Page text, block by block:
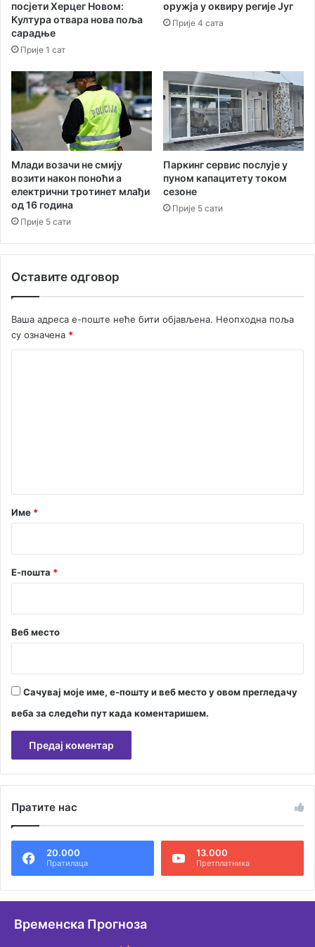
з
а
о
и
з
а
к
Т
и
т
о
в
л
е
посјети Херцег Новом:
Култура отвара нова поља
сарадње
Прије 1 сат
оружја у оквиру регије Југ
Прије 4 сата
Млади возачи не смију
возити након поноћи а
електрични тротинет млађи
од 16 година
Прије 5 сати
Паркинг сервис послује у
пуном капацитету током
сезоне
Прије 5 сати
Оставите одговор
Ваша адреса е-поште неће бити објављена. Неопходна поља
су означена *
р
Име *
Е-пошта *
Веб место
Сачувај моје име, е-пошту и веб место у овом прегледачу
веба за следећи пут када коментаришем.
т
н
т
Пратите нас
20.000
Пратилаца
13.000
Претплатника
Временска Прогноза